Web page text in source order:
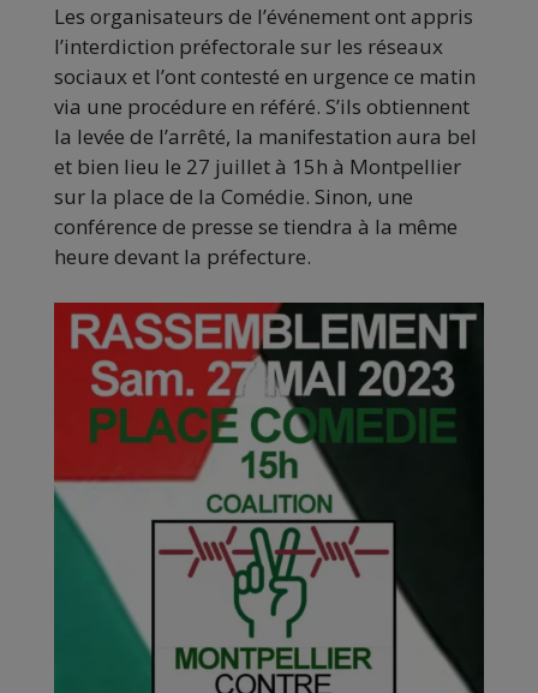
Les organisateurs de l’événement ont appris
l’interdiction préfectorale sur les réseaux
sociaux et l’ont contesté en urgence ce matin
via une procédure en référé. S’ils obtiennent
la levée de l’arrêté, la manifestation aura bel
et bien lieu le 27 juillet à 15h à Montpellier
sur la place de la Comédie. Sinon, une
conférence de presse se tiendra à la même
heure devant la préfecture.